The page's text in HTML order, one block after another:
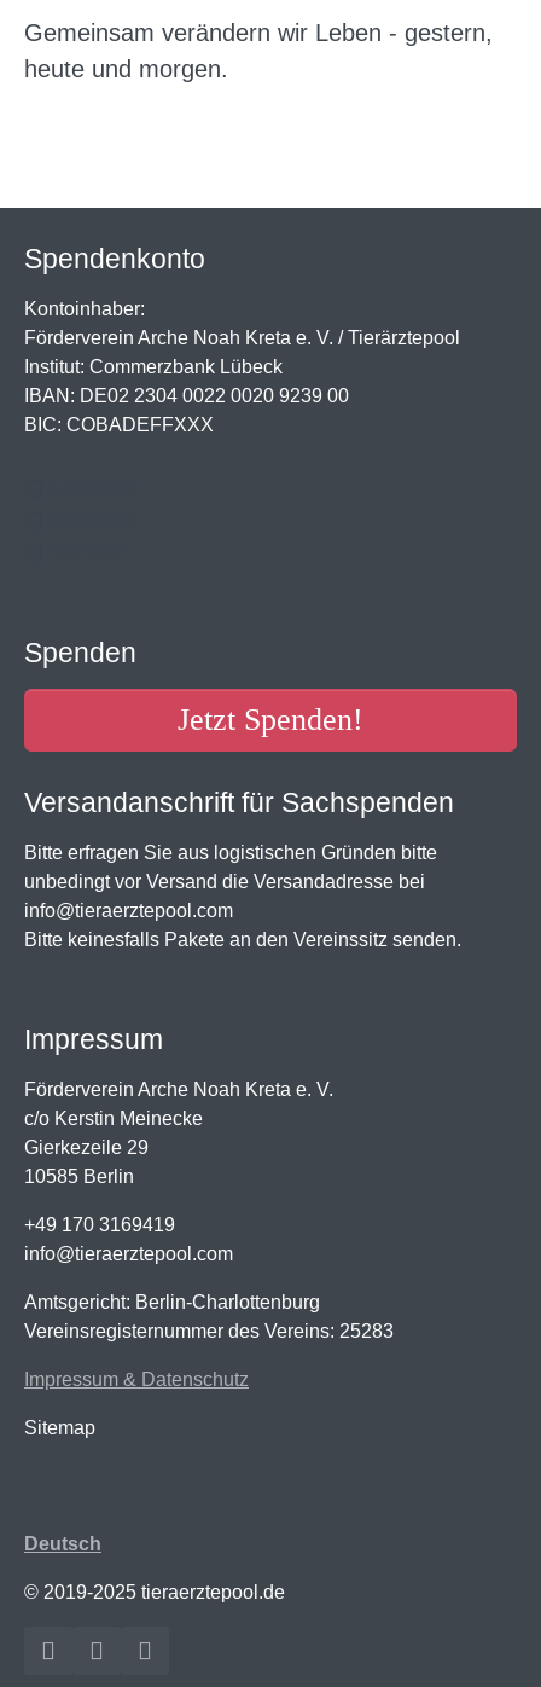
Gemeinsam verändern wir Leben - gestern,
heute und morgen.
Spendenkonto
Kontoinhaber:
Förderverein Arche Noah Kreta e. V. / Tierärztepool
Institut: Commerzbank Lübeck
IBAN: DE02 2304 0022 0020 9239 00
BIC: COBADEFFXXX
Spenden
Jetzt Spenden!
Versandanschrift für Sachspenden
Bitte erfragen Sie aus logistischen Gründen bitte
unbedingt vor Versand die Versandadresse bei
info@tieraerztepool.com
Bitte keinesfalls Pakete an den Vereinssitz senden.
Impressum
Förderverein Arche Noah Kreta e. V.
c/o Kerstin Meinecke
Gierkezeile 29
10585 Berlin
+49 170 3169419
info@tieraerztepool.com
Amtsgericht: Berlin-Charlottenburg
Vereinsregisternummer des Vereins: 25283
Impressum & Datenschutz
Sitemap
Deutsch
© 2019-2025 tieraerztepool.de
FacebookInstagramYouTube